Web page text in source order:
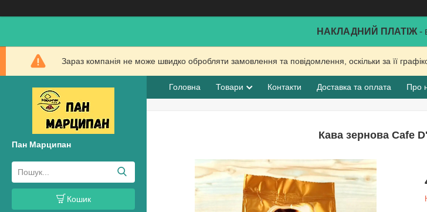
НАКЛАДНИЙ ПЛАТІЖ -
Зараз компанія не може швидко обробляти замовлення та повідомлення, оскільки за її
Пан Марципан
Кошик
Головна Товари Контакти Доставка та оплата Про
Кава зернова Cafe